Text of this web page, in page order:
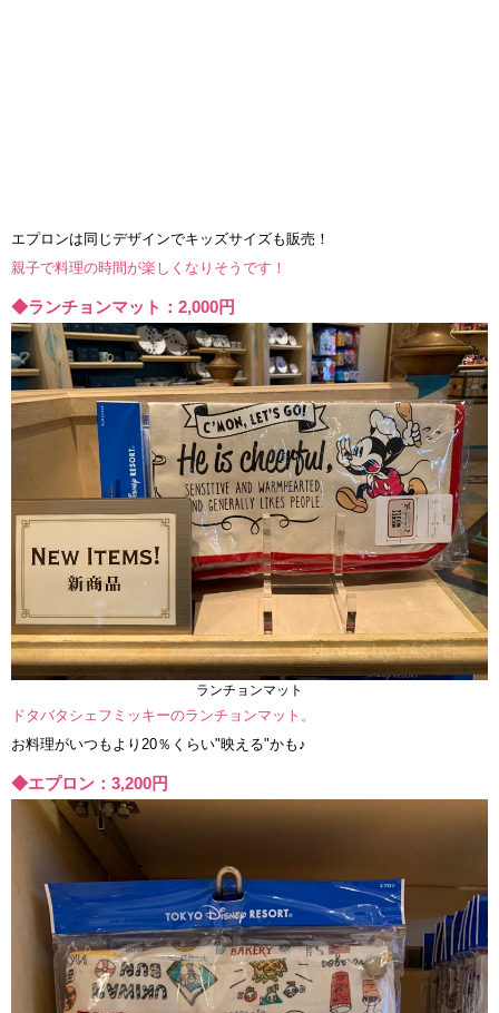
エプロンは同じデザインでキッズサイズも販売！
親子で料理の時間が楽しくなりそうです！
◆ランチョンマット：2,000円
ランチョンマット
ドタバタシェフミッキーのランチョンマット。
お料理がいつもより20％くらい"映える"かも♪
◆エプロン：3,200円